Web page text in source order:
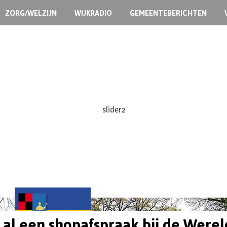
ZORG/WELZIJN WIJKRADIO GEMEENTEBERICHTEN
slider2